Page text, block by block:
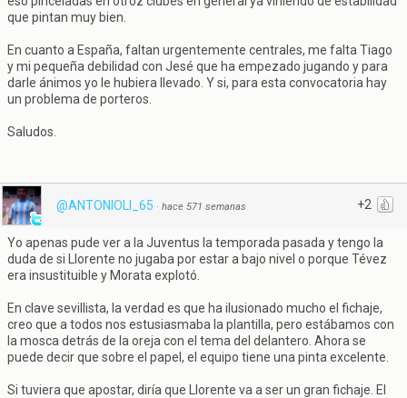
que pintan muy bien.
En cuanto a España, faltan urgentemente centrales, me falta Tiago
y mi pequeña debilidad con Jesé que ha empezado jugando y para
darle ánimos yo le hubiera llevado. Y si, para esta convocatoria hay
un problema de porteros.
Saludos.
+2
@ANTONIOLI_65 · hace 571 semanas
Yo apenas pude ver a la Juventus la temporada pasada y tengo la
duda de si Llorente no jugaba por estar a bajo nivel o porque Tévez
era insustituible y Morata explotó.
En clave sevillista, la verdad es que ha ilusionado mucho el fichaje,
creo que a todos nos estusiasmaba la plantilla, pero estábamos con
la mosca detrás de la oreja con el tema del delantero. Ahora se
puede decir que sobre el papel, el equipo tiene una pinta excelente.
Si tuviera que apostar, diría que Llorente va a ser un gran fichaje. El